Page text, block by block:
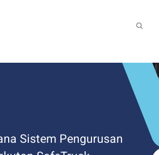
Sistem Pengurusan